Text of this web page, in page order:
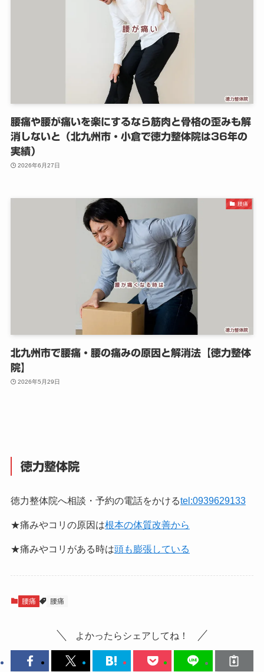
腰痛や腰が痛いを楽にするなら筋肉と骨格の歪みも解
消しないと（北九州市・小倉で徳力整体院は36年の
実績）
2026年6月27日
腰痛
北九州市で腰痛・腰の痛みの原因と解消法【徳力整体
院】
2026年5月29日
徳力整体院
徳力整体院へ相談・予約の電話をかけるtel:0939629133
★痛みやコリの原因は根本の体質改善から
★痛みやコリがある時は頭も膨張している
腰痛 腰痛
よかったらシェアしてね！